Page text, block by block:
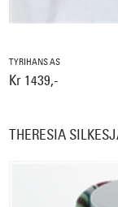
TYRIHANS AS
Kr 1439,-
THERESIA